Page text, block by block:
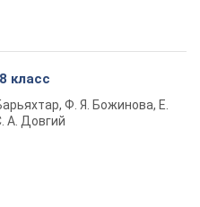
класс
Ф. Я. Божинова, Е.
А. Довгий